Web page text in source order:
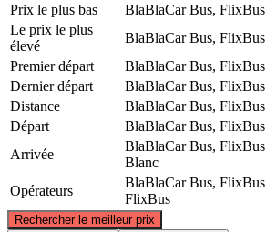
Prix ​​le plus bas
BlaBlaCar Bus, FlixBus
Le prix le plus
élevé
BlaBlaCar Bus, FlixBus
Premier départ
BlaBlaCar Bus, FlixBus
Dernier départ
BlaBlaCar Bus, FlixBus
Distance
BlaBlaCar Bus, FlixBus
Départ
BlaBlaCar Bus, FlixBus
Arrivée
BlaBlaCar Bus, FlixBus
Blanc
Opérateurs
BlaBlaCar Bus, FlixBus
FlixBus
Rechercher le meilleur prix